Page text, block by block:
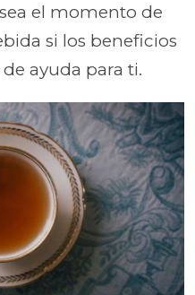
el momento de
si los beneficios
ayuda para ti.